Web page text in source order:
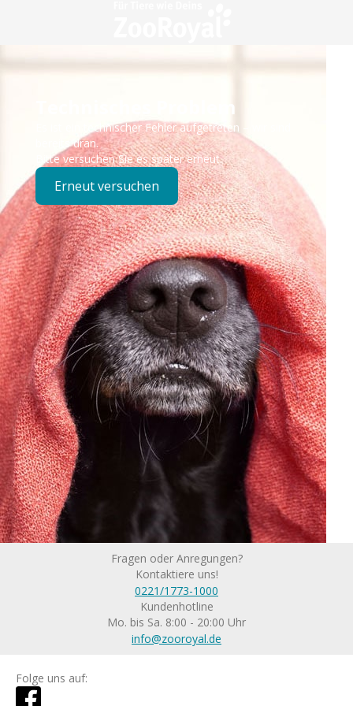
Technisches Problem
Es ist ein technischer Fehler aufgetreten – wir sind
bereits dran.
Bitte versuchen Sie es später erneut.
Erneut versuchen
Fragen oder Anregungen?
Kontaktiere uns!
0221/1773-1000
Kundenhotline
Mo. bis Sa. 8:00 - 20:00 Uhr
info@zooroyal.de
Folge uns auf: